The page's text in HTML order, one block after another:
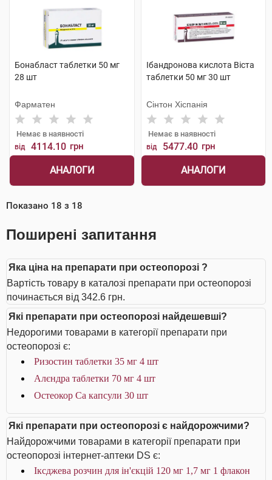
Бонабласт таблетки 50 мг
28 шт
Фарматен
Немає в наявності
від 4114.10 грн
АНАЛОГИ
Ібандронова кислота Віста
таблетки 50 мг 30 шт
Сінтон Хіспанія
Немає в наявності
від 5477.40 грн
АНАЛОГИ
Показано 18 з 18
Поширені запитання
Яка ціна на препарати при остеопорозі ?
Вартість товару в каталозі препарати при остеопорозі
починається від 342.6 грн.
Які препарати при остеопорозі найдешевші?
Недорогими товарами в категорії препарати при
остеопорозі є:
Ризостин таблетки 35 мг 4 шт
Алєндра таблетки 70 мг 4 шт
Остеокор Cа капсули 30 шт
Які препарати при остеопорозі є найдорожчими?
Найдорожчими товарами в категорії препарати при
остеопорозі інтернет-аптеки DS є:
Іксджева розчин для ін'єкцій 120 мг 1,7 мг 1 флакон